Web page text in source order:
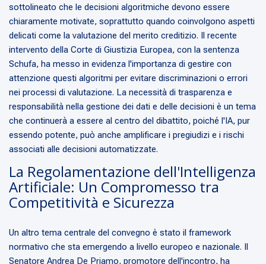
sottolineato che le decisioni algoritmiche devono essere
chiaramente motivate, soprattutto quando coinvolgono aspetti
delicati come la valutazione del merito creditizio. Il recente
intervento della Corte di Giustizia Europea, con la sentenza
Schufa, ha messo in evidenza l'importanza di gestire con
attenzione questi algoritmi per evitare discriminazioni o errori
nei processi di valutazione. La necessità di trasparenza e
responsabilità nella gestione dei dati e delle decisioni è un tema
che continuerà a essere al centro del dibattito, poiché l'IA, pur
essendo potente, può anche amplificare i pregiudizi e i rischi
associati alle decisioni automatizzate.
La Regolamentazione dell'Intelligenza
Artificiale: Un Compromesso tra
Competitività e Sicurezza
Un altro tema centrale del convegno è stato il framework
normativo che sta emergendo a livello europeo e nazionale. Il
Senatore Andrea De Priamo, promotore dell'incontro, ha